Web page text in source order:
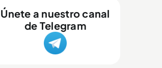
Únete a nuestro canal
de Telegram